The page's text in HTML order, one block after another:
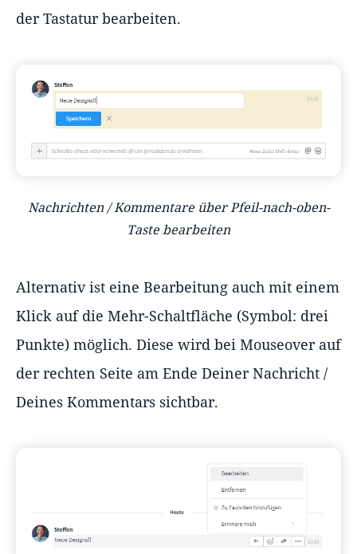
der Tastatur bearbeiten.
Nachrichten / Kommentare über Pfeil-nach-oben-
Taste bearbeiten
Alternativ ist eine Bearbeitung auch mit einem
Klick auf die Mehr-Schaltfläche (Symbol: drei
Punkte) möglich. Diese wird bei Mouseover auf
der rechten Seite am Ende Deiner Nachricht /
Deines Kommentars sichtbar.